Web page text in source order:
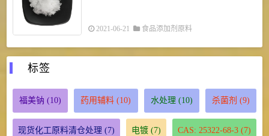
2021-06-21 食品添加剂原料
标签
福美钠 (10) 药用辅料 (10) 水处理 (10) 杀菌剂 (9)
现货化工原料清仓处理 (7) 电镀 (7) CAS: 25322-68-3 (7)